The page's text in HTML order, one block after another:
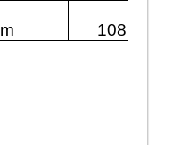
108.300